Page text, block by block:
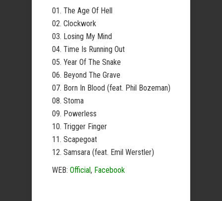
01. The Age Of Hell
02. Clockwork
03. Losing My Mind
04. Time Is Running Out
05. Year Of The Snake
06. Beyond The Grave
07. Born In Blood (feat. Phil Bozeman)
08. Stoma
09. Powerless
10. Trigger Finger
11. Scapegoat
12. Samsara (feat. Emil Werstler)
WEB: Official, Facebook